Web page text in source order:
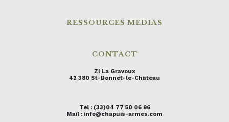
RESSOURCES MEDIAS
CONTACT
ZI La Gravoux
42 380 St-Bonnet-le-Château
Tel : (33)04 77 50 06 96
Mail : info@chapuis-armes.com